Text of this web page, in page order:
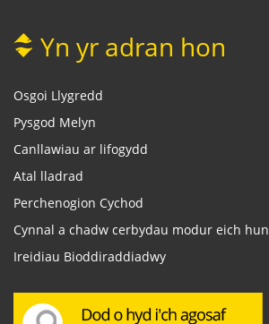
Yn yr adran hon
Osgoi Llygredd
Pysgod Melyn
Canllawiau ar lifogydd
Atal lladrad
Perchenogion Cychod
Cynnal a chadw cerbydau modur eich hun
Ireidiau Bioddiraddiadwy